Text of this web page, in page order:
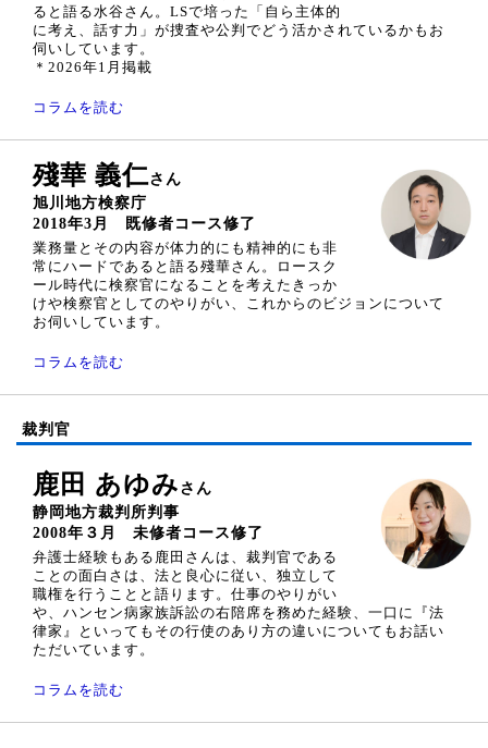
ると語る水谷さん。LSで培った「自ら主体的
に考え、話す力」が捜査や公判でどう活かされているかもお
伺いしています。
＊2026年1月掲載
コラムを読む
殘華 義仁さん
旭川地方検察庁
2018年3月 既修者コース修了
業務量とその内容が体力的にも精神的にも非
常にハードであると語る殘華さん。ロースク
ール時代に検察官になることを考えたきっか
けや検察官としてのやりがい、これからのビジョンについて
お伺いしています。
コラムを読む
裁判官
鹿田 あゆみさん
静岡地方裁判所判事
2008年３月 未修者コース修了
弁護士経験もある鹿田さんは、裁判官である
ことの面白さは、法と良心に従い、独立して
職権を行うことと語ります。仕事のやりがい
や、ハンセン病家族訴訟の右陪席を務めた経験、一口に『法
律家』といってもその行使のあり方の違いについてもお話い
ただいています。
コラムを読む